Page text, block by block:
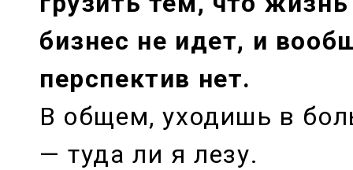
бизнес не идет, и
перспектив нет.
В общем, уходишь в
— туда ли я лезу.